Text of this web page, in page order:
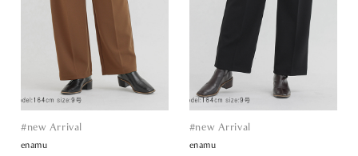
#new Arrival
enamu
#new Arrival
enamu